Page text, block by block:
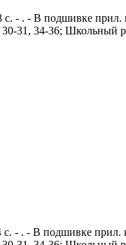
- . - В подшивке прил.
31, 34-36;
- . - В подшивке прил.